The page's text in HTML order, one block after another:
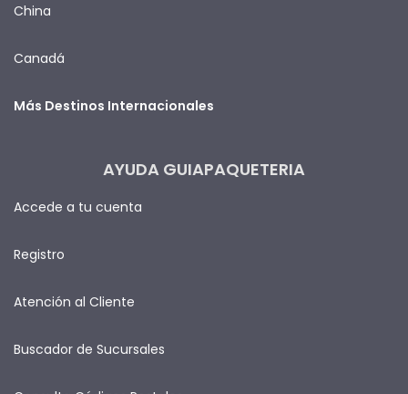
China
Canadá
Más Destinos Internacionales
AYUDA GUIAPAQUETERIA
Accede a tu cuenta
Registro
Atención al Cliente
Buscador de Sucursales